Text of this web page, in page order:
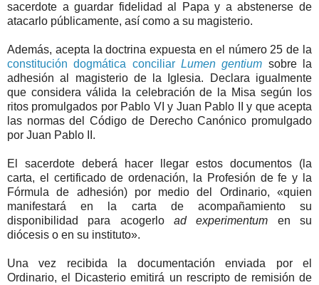
sacerdote a guardar fidelidad al Papa y a abstenerse de
atacarlo públicamente, así como a su magisterio.
Además, acepta la doctrina expuesta en el número 25 de la
constitución dogmática conciliar Lumen gentium sobre la
adhesión al magisterio de la Iglesia. Declara igualmente
que considera válida la celebración de la Misa según los
ritos promulgados por Pablo VI y Juan Pablo II y que acepta
las normas del Código de Derecho Canónico promulgado
por Juan Pablo II.
El sacerdote deberá hacer llegar estos documentos (la
carta, el certificado de ordenación, la Profesión de fe y la
Fórmula de adhesión) por medio del Ordinario, «quien
manifestará en la carta de acompañamiento su
disponibilidad para acogerlo ad experimentum en su
diócesis o en su instituto».
Una vez recibida la documentación enviada por el
Ordinario, el Dicasterio emitirá un rescripto de remisión de